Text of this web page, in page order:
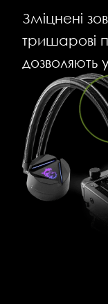
Зміцнені
тришарові
дозволяють